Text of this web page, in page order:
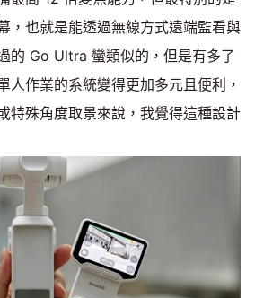
，也就是能透過無線方式遠端監看與
的 Go Ultra 蠻類似的，但是有多了
人作業的系統變得更加多元且便利，
特殊角度取景來說，我覺得這種設計